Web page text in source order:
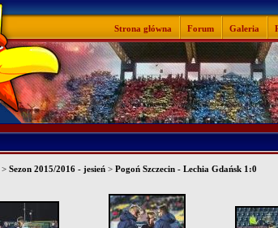
Strona główna Forum Galeria
> Sezon 2015/2016 - jesień > Pogoń Szczecin - Lechia Gdańsk 1:0